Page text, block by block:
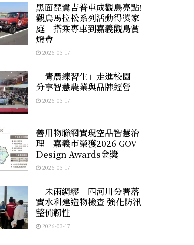
黑面琵鷺吉普車成觀鳥亮點!
觀鳥馬拉松系列活動得獎家
庭 搭乘專車到嘉義觀鳥賞
燈會
2026-03-17
「青農練習生」走進校園
分享智慧農業與品牌經營
2026-03-17
善用物聯網實現空品智慧治
理 嘉義市榮獲2026 GOV
Design Awards金獎
2026-03-17
「未雨綢繆」四河川分署落
實水利建造物檢查 強化防汛
整備韌性
2026-03-17